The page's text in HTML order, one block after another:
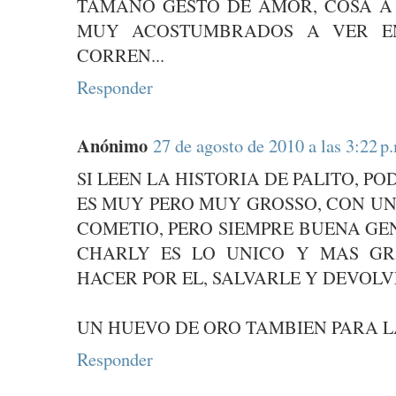
TAMAÑO GESTO DE AMOR, COSA
MUY ACOSTUMBRADOS A VER
CORREN...
Responder
Anónimo 27 de agosto de 2010 a las 3:22
SI LEEN LA HISTORIA DE PALITO,
ES MUY PERO MUY GROSSO, CON
COMETIO, PERO SIEMPRE BUENA
CHARLY ES LO UNICO Y MAS
HACER POR EL, SALVARLE Y
UN HUEVO DE ORO TAMBIEN PARA
Responder